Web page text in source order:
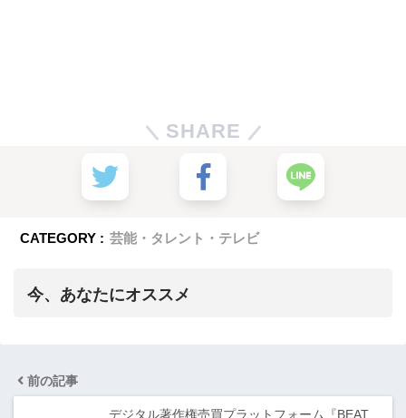
SHARE
CATEGORY : 芸能・タレント・テレビ
今、あなたにオススメ
前の記事
デジタル著作権売買プラットフォーム『BEAT